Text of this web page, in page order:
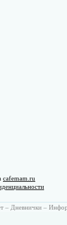
cafemam.ru
– Дневнички –